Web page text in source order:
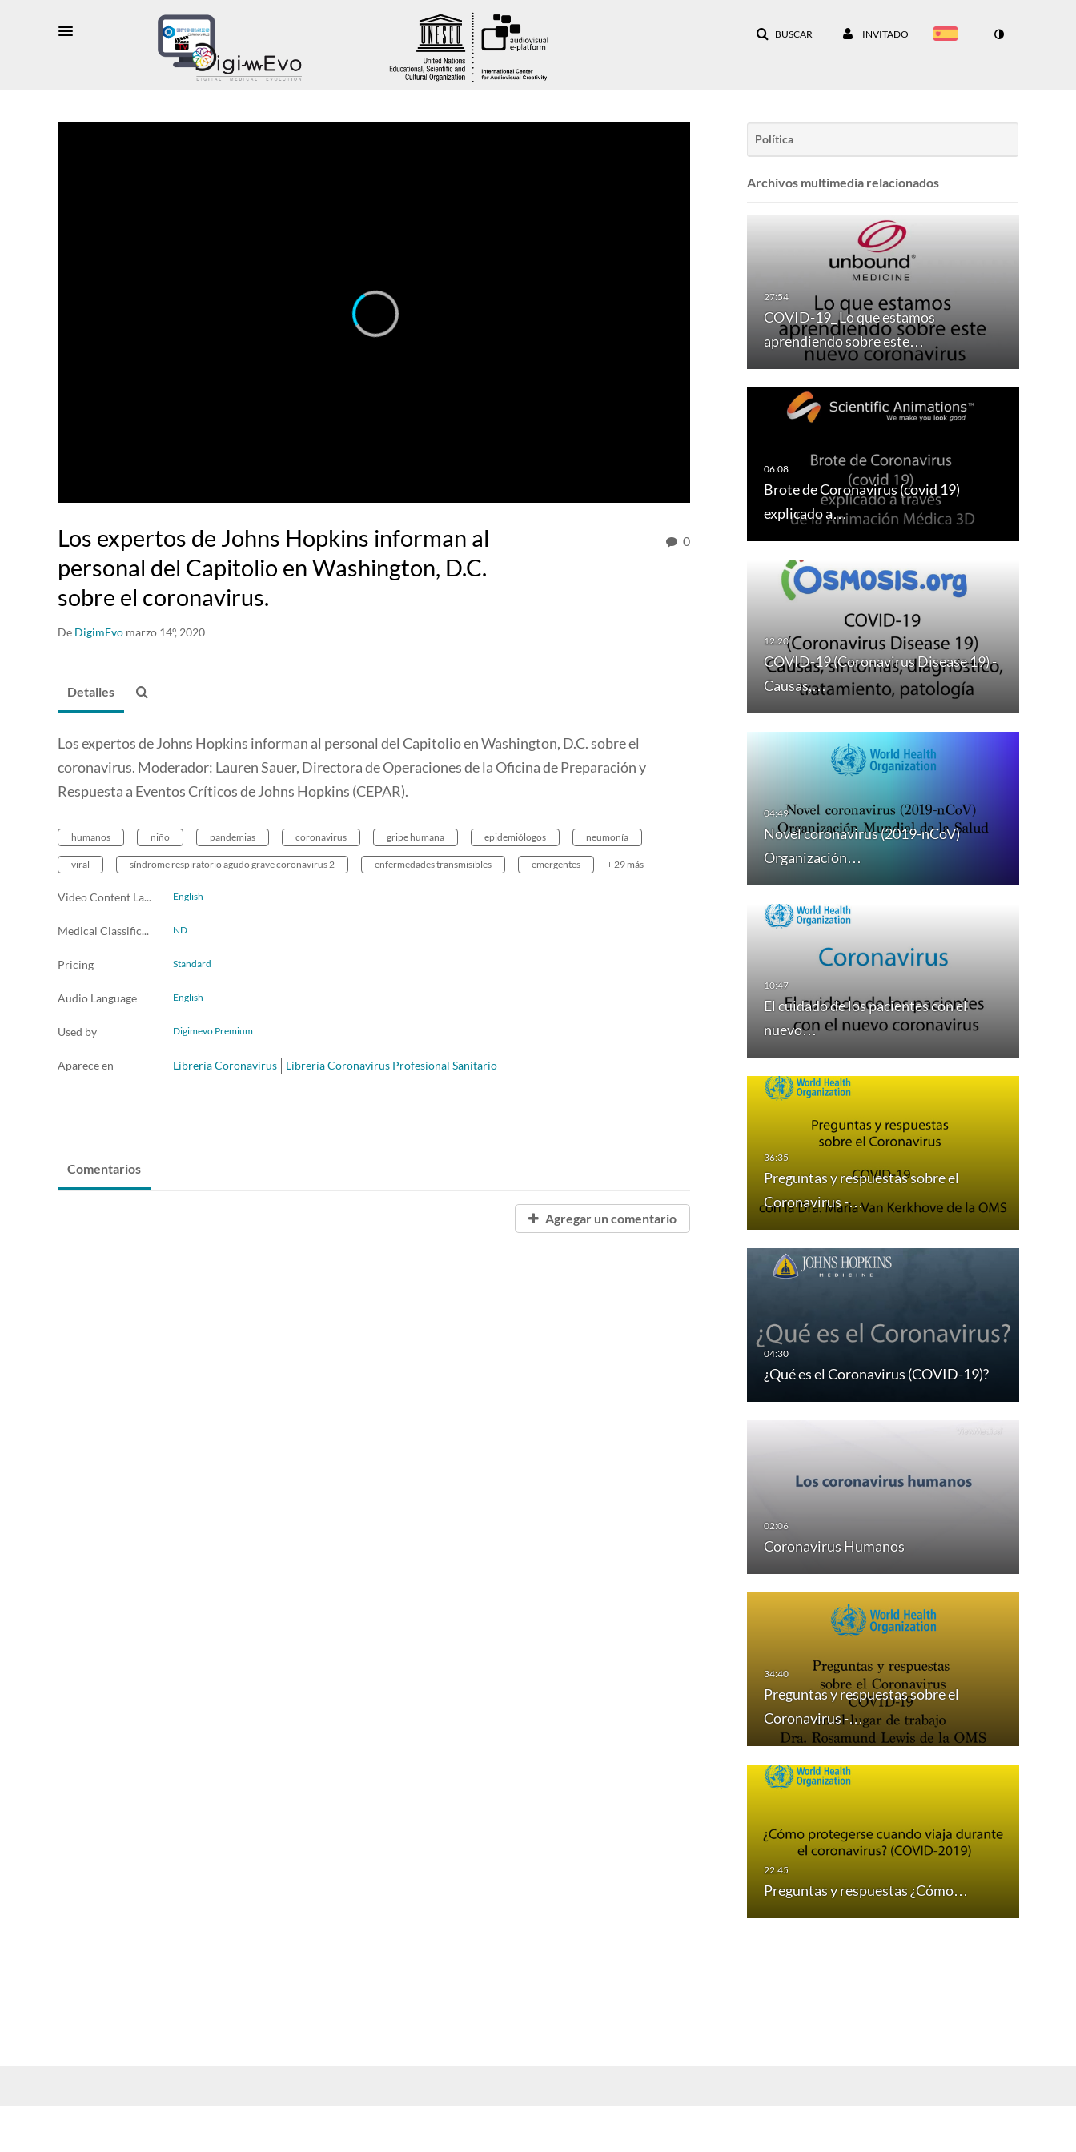
BUSCAR INVITADO
Los expertos de Johns Hopkins informan al
personal del Capitolio en Washington, D.C.
sobre el coronavirus.
De DigimEvo marzo 14º, 2020
0
Política
Archivos multimedia relacionados
COVID-19_ Lo que estamos
aprendiendo sobre este…
Brote de Coronavirus (covid 19)
explicado a…
COVID-19 (Coronavirus Disease 19) -
Causas,…
Novel coronavirus (2019-nCoV)
Organización…
El cuidado de los pacientes con el
nuevo…
Preguntas y respuestas sobre el
Coronavirus -…
¿Qué es el Coronavirus (COVID-19)?
Coronavirus Humanos
Preguntas y respuestas sobre el
Coronavirus -…
Preguntas y respuestas ¿Cómo…
Detalles
Los expertos de Johns Hopkins informan al personal del Capitolio en Washington, D.C. sobre el
coronavirus. Moderador: Lauren Sauer, Directora de Operaciones de la Oficina de Preparación y
Respuesta a Eventos Críticos de Johns Hopkins (CEPAR).
humanos niño pandemias coronavirus gripe humana epidemiólogos neumonía
viral síndrome respiratorio agudo grave coronavirus 2 enfermedades transmisibles emergentes + 29 más
Video Content Language English
Medical Classification ND
Pricing Standard
Audio Language English
Used by Digimevo Premium
Aparece en Librería Coronavirus Librería Coronavirus Profesional Sanitario
Comentarios
Agregar un comentario